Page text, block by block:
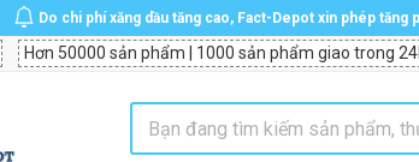
Do chi phí xăng dầu tăng cao, Fact-Depot xin phép
Hơn 50000 sản phẩm | 1000 sản phẩm giao trong